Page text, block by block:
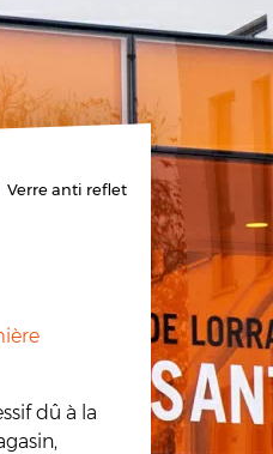
Verre anti reflet
dû à la